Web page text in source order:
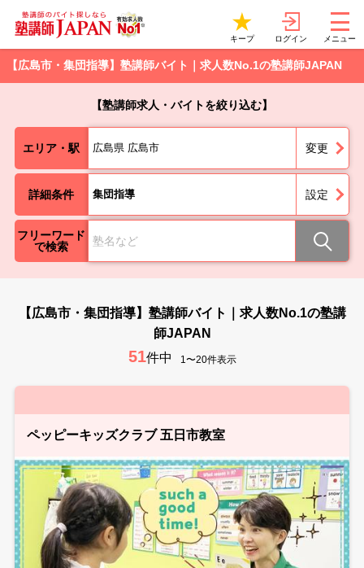
キープ ログイン メニュー
【広島市・集団指導】塾講師バイト｜求人数No.1の塾講師JAPAN
【塾講師求人・バイトを絞り込む】
エリア・駅 広島県 広島市 変更
詳細条件 集団指導 設定
フリーワード
で検索
【広島市・集団指導】塾講師バイト｜求人数No.1の塾講
師JAPAN
51件中 1〜20件表示
ペッピーキッズクラブ 五日市教室